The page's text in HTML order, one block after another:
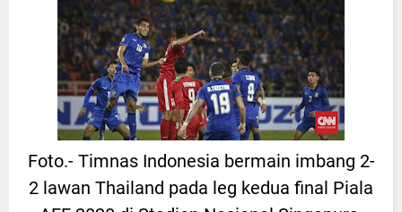
Foto.- Timnas Indonesia bermain imbang 2-
2 lawan Thailand pada leg kedua final Piala